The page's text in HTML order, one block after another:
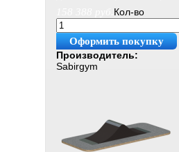
Кол-во
Оформить покупку
Производитель:
Sabirgym